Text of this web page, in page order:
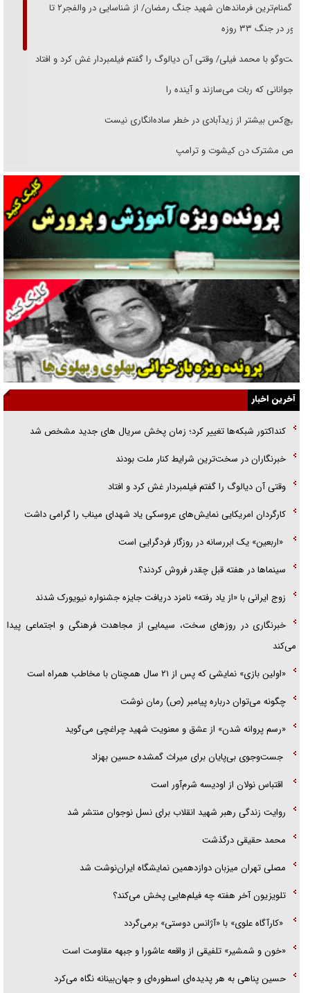
از گمنام‌ترین فرماندهان شهید جنگ رمضان/ از شناسایی در والفجر۲ تا
حضور در جنگ ۳۳ روزه
گفت‌وگو با محمد فیلی/ وقتی آن دیالوگ را گفتم فیلمبردار غش کرد و افتاد
نوجوانانی که ربات می‌سازند و آینده را
هیچ‌کس بیشتر از زیدآبادی در خطر ساده‌انگاری نیست
رقص مشترک دن کیشوت و ترامپ
دنده دولت به واگذاری مسئله‌دار ایران‌خودرو/ خصوصی‌سازی یا انحصار؟
غریزه‌ی بقا و آقای باقی و رفقا
جراحی‌های زیبایی با مدرک فوق‌دیپلم! + گفت‌وگو با متهم
گفت‌وگو با همسر یکی از شهدای جنگ رمضان/ پیکر بی‌سر شهید را از
انگشت‌های پا شناسایی کردیم
نسلی که آنلاین الگو می‌گیرد
گفت‌وگو با آیت‌الله جاودان/ جفای مخالفان مکانت معنوی رهبر شهید را
ارتقا می‌داد
راننده مست به قانون می‌خندد
همه آقای دوربینی شده‌ایم!
قصه ناتمام سرویس مدارس
آیا مقاومت فلسطین خلع‌سلاح می‌شود؟
آخرین اخبار
کنداکتور شبکه‌ها تغییر کرد؛ زمان پخش سریال های جدید مشخص شد
خبرنگاران در سخت‌ترین شرایط کنار ملت بودند
وقتی آن دیالوگ را گفتم فیلمبردار غش کرد و افتاد
کارگردان امریکایی نمایش‌های عروسکی یاد شهدای میناب را گرامی داشت
«اربعین» یک ابررسانه در روزگار فردگرایی است
سینما‌ها در هفته قبل چقدر فروش کردند؟
زوج ایرانی با «از یاد رفته» نامزد دریافت جایزه جشنواره نیویورک شدند
خبرنگاری در روزهای سخت، سیمایی از مجاهدت فرهنگی و اجتماعی پیدا
می‌کند
«اولین بازی» نمایشی که پس از ۲۱ سال همچنان با مخاطب همراه است
چگونه می‌توان درباره پیامبر (ص) رمان نوشت
«رسم پروانه شدن» از عشق و معنویت شهید چراغچی می‌گوید
جست‌وجوی بی‌پایان برای میراث گمشده حسین بهزاد
اقتباس نولان از اودیسه شرم‌آور است
روایت زندگی رهبر شهید انقلاب برای نسل نوجوان منتشر شد
محمد حقیقی درگذشت
مصلی تهران میزبان دوازدهمین نمایشگاه ایران‌نوشت شد
تلویزیون آخر هفته چه فیلم‌هایی پخش می‌کند؟
«کارآگاه علوی» با «آژانس دوستی» برمی‌گردد
«خون و شمشیر» تلفیقی از واقعه عاشورا و جبهه مقاومت است
حسین پناهی به هر پدیده‌ای اسطوره‌ای و جهان‌بینانه نگاه می‌کرد